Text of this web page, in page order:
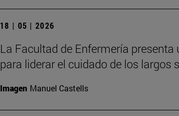
18 | 05 | 2026
La Facultad de Enfermería
para liderar el cuidado de los largos
Imagen Manuel Castells